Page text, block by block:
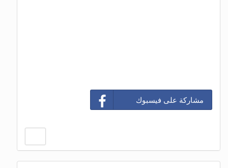
مشاركة على فيسبوك